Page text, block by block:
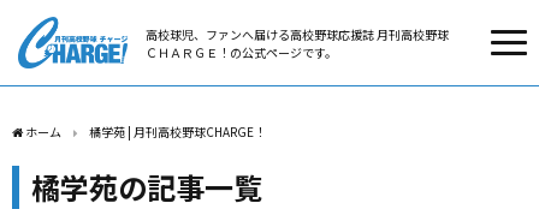
高校球児、ファンへ届ける高校野球応援誌 月刊高校野球
ＣＨＡＲＧＥ！の公式ページです。
ホーム 橘学苑 | 月刊高校野球CHARGE！
橘学苑の記事一覧